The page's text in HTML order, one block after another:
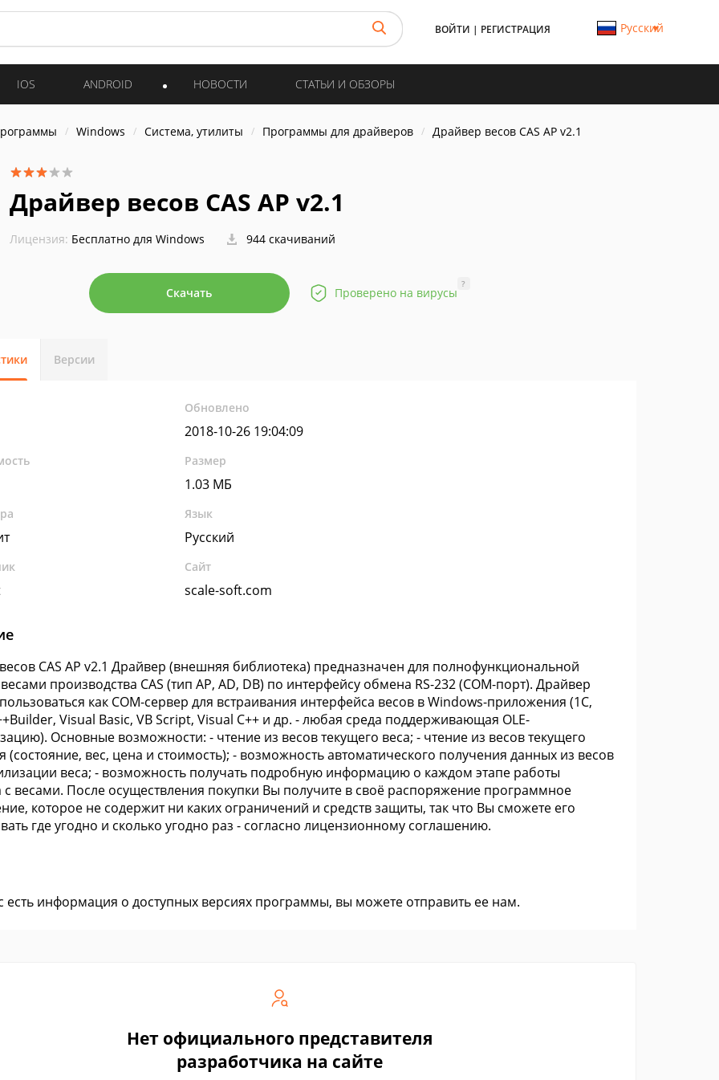
ВОЙТИ | РЕГИСТРАЦИЯ Русский
IOS ANDROID НОВОСТИ СТАТЬИ И ОБЗОРЫ
Windows Система, утилиты Программы для драйверов Драйвер весов CAS AP v2.1
Драйвер весов CAS AP v2.1
Лицензия: Бесплатно для Windows 944 скачиваний
Скачать Проверено на вирусы
?
Версии
Обновлено
2018-10-26 19:04:09
Размер
1.03 МБ
Язык
Русский
Сайт
scale-soft.com
CAS AP v2.1 Драйвер (внешняя библиотека) предназначен для полнофункциональной
производства CAS (тип AP, AD, DB) по интерфейсу обмена RS-232 (COM-порт). Драйвер
как COM-сервер для встраивания интерфейса весов в Windows-приложения (1С,
Visual Basic, VB Script, Visual C++ и др. - любая среда поддерживающая OLE-
Основные возможности: - чтение из весов текущего веса; - чтение из весов текущего
(состояние, вес, цена и стоимость); - возможность автоматического получения данных из весов
веса; - возможность получать подробную информацию о каждом этапе работы
с весами. После осуществления покупки Вы получите в своё распоряжение программное
которое не содержит ни каких ограничений и средств защиты, так что Вы сможете его
где угодно и сколько угодно раз - согласно лицензионному соглашению.
есть информация о доступных версиях программы, вы можете отправить ее нам.
Нет официального представителя
разработчика на сайте